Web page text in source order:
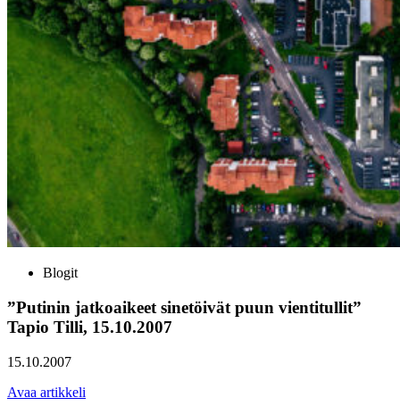
Blogit
”Putinin jatkoaikeet sinetöivät puun vientitullit”
Tapio Tilli, 15.10.2007
15.10.2007
Avaa artikkeli